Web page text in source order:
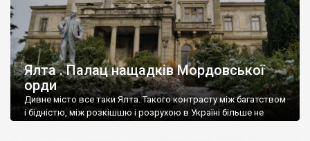
Ялта . Палац нащадків Мордовської
орди
Дивне місто все таки Ялта. Такого контрасту між багатством
і бідністю, між розкішшю і розрухою в Україні більше не